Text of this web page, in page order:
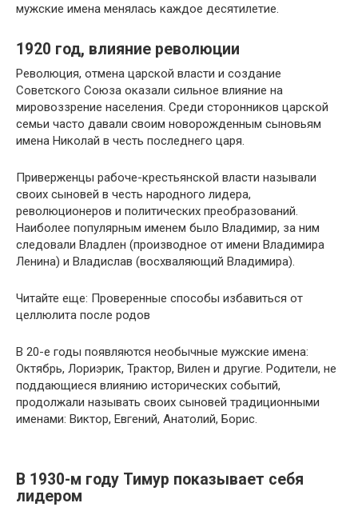
мужские имена менялась каждое десятилетие.
1920 год, влияние революции
Революция, отмена царской власти и создание
Советского Союза оказали сильное влияние на
мировоззрение населения. Среди сторонников царской
семьи часто давали своим новорожденным сыновьям
имена Николай в честь последнего царя.
Приверженцы рабоче-крестьянской власти называли
своих сыновей в честь народного лидера,
революционеров и политических преобразований.
Наиболее популярным именем было Владимир, за ним
следовали Владлен (производное от имени Владимира
Ленина) и Владислав (восхваляющий Владимира).
Читайте еще: Проверенные способы избавиться от
целлюлита после родов
В 20-е годы появляются необычные мужские имена:
Октябрь, Лориэрик, Трактор, Вилен и другие. Родители, не
поддающиеся влиянию исторических событий,
продолжали называть своих сыновей традиционными
именами: Виктор, Евгений, Анатолий, Борис.
В 1930-м году Тимур показывает себя
лидером